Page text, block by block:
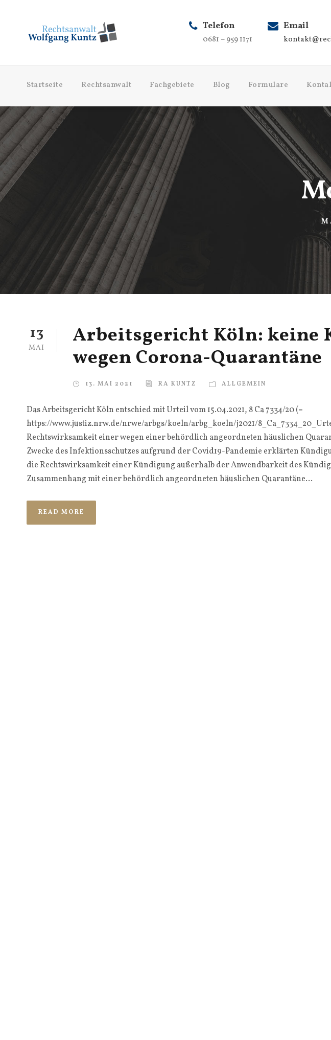
Telefon
0681 – 959 1171
Email
Startseite Rechtsanwalt Fachgebiete Blog Formulare
13
MAI
Arbeitsgericht Köln: keine
wegen Corona-Quarantäne
13. MAI 2021 RA KUNTZ ALLGEMEIN
Das Arbeitsgericht Köln entschied mit Urteil vom 15.04.2021, 8 Ca 7334/20 (=
https://www.justiz.nrw.de/nrwe/arbgs/koeln/arbg_koeln/j2021/
Rechtswirksamkeit einer wegen einer behördlich angeordneten häuslichen
Zwecke des Infektionsschutzes aufgrund der Covid19-Pandemie erklärten
die Rechtswirksamkeit einer Kündigung außerhalb der Anwendbarkeit des
Zusammenhang mit einer behördlich angeordneten häuslichen Quarantäne...
READ MORE